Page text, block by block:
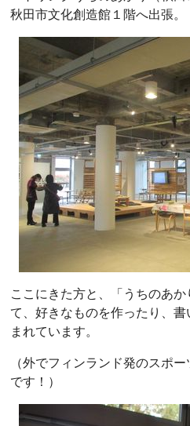
秋田市文化創造館１階へ出張。
ここにきた方と、「うちのあ
て、好きなものを作ったり、
まれています。
（外でフィンランド発のスポ
です！）